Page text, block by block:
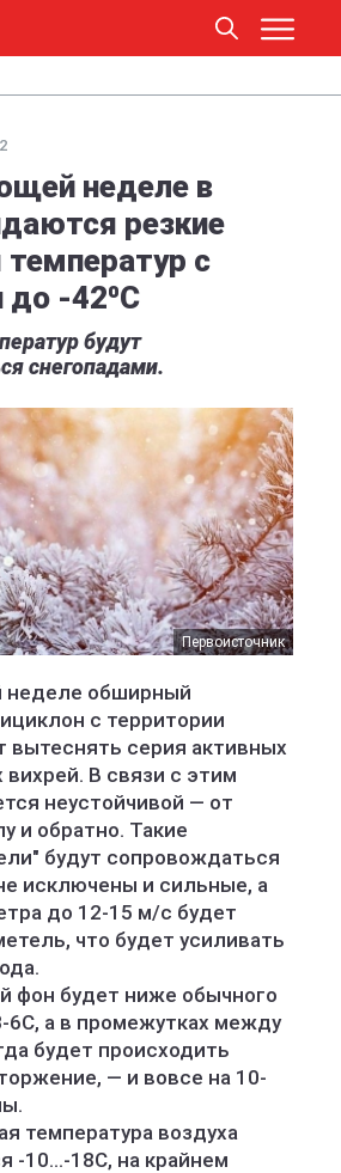
неделе в
резкие
с
до -42⁰С
будут
снегопадами.
Первоисточник
обширный
с территории
вытеснять серия активных
вихрей. В связи с этим
неустойчивой — от
и обратно. Такие
будут сопровождаться
исключены и сильные, а
до 12-15 м/с будет
что будет усиливать
фон будет ниже обычного
6С, а в промежутках между
будет происходить
— и вовсе на 10-
температура воздуха
-10...-18С, на крайнем